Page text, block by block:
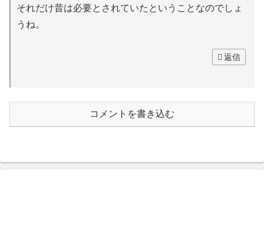
それだけ昔は必要とされていたということなのでしょ
うね。
返信
コメントを書き込む